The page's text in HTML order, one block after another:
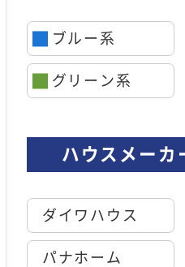
ブルー系
グリーン系
ハウスメーカ
ダイワハウス
パナホーム